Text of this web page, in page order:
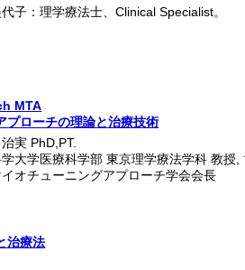
子：理学療法士、Clinical Specialist。
MTA
プローチの理論と治療技術
実 PhD,PT.
大学医療科学部 東京理学療法学科 教授,
イオチューニングアプローチ学会会長
治療法